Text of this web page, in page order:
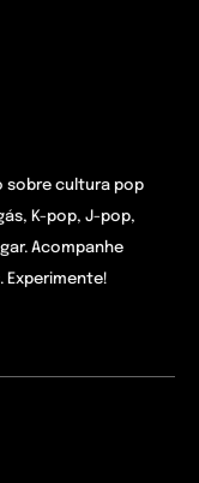
sobre cultura pop
K-pop, J-pop,
Acompanhe
Experimente!